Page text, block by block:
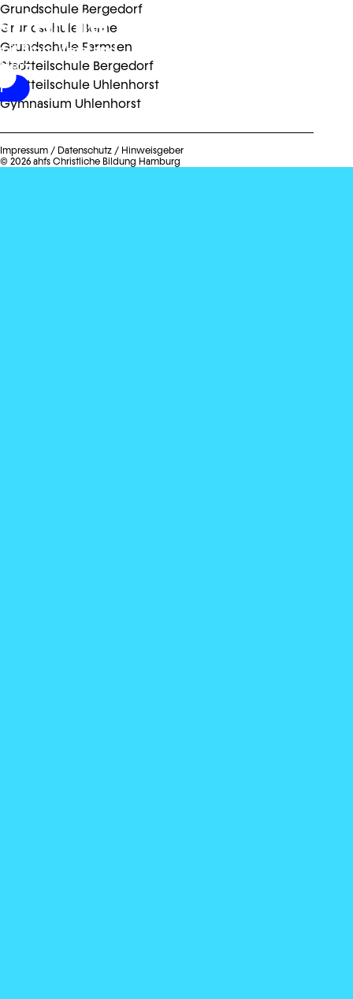
Sinn, Verstand
Grundschule Bergedorf
Grundschule Berne
Grundschule Farmsen
Stadtteilschule Bergedorf
Stadtteilschule Uhlenhorst
Gymnasium Uhlenhorst
© 2026 ahfs Christliche Bildung Hamburg
Impressum/ Datenschutz/ Hinweisgeber